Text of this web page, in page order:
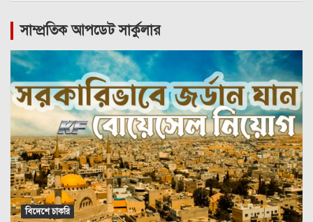
সাম্প্রতিক আপডেট সার্কুলার
বিদেশে চাকরি